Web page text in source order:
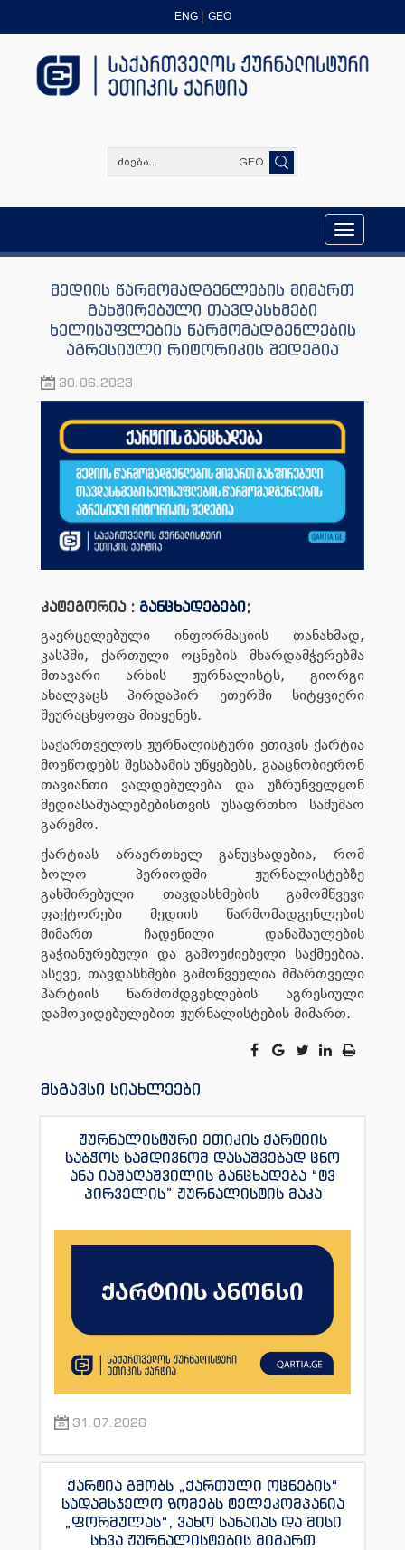
ENG GEO
GEO
Toggle
navigation
მედიის წარმომადგენლების მიმართ
გახშირებული თავდასხმები
ხელისუფლების წარმომადგენლების
აგრესიული რიტორიკის შედეგია
30.06.2023
კატეგორია : განცხადებები;
გავრცელებული ინფორმაციის თანახმად,
კასპში, ქართული ოცნების მხარდამჭერებმა
მთავარი არხის ჟურნალისტს, გიორგი
ახალკაცს პირდაპირ ეთერში სიტყვიერი
შეურაცხყოფა მიაყენეს.
საქართველოს ჟურნალისტური ეთიკის ქარტია
მოუწოდებს შესაბამის უწყებებს, გააცნობიერონ
თავიანთი ვალდებულება და უზრუნველყონ
მედიასაშუალებებისთვის უსაფრთხო სამუშაო
გარემო.
ქარტიას არაერთხელ განუცხადებია, რომ
ბოლო პერიოდში ჟურნალისტებზე
გახშირებული თავდასხმების გამომწვევი
ფაქტორები მედიის წარმომადგენლების
მიმართ ჩადენილი დანაშაულების
გაჭიანურებული და გამოუძიებელი საქმეებია.
ასევე, თავდასხმები გამოწვეულია მმართველი
პარტიის წარმომდგენლების აგრესიული
დამოკიდებულებით ჟურნალისტების მიმართ.
მსგავსი სიახლეები
ჟურნალისტური ეთიკის ქარტიის
საბჭოს სამდივნომ დასაშვებად ცნო
ანა იაშაღაშვილის განცხადება “ტვ
პირველის” ჟურნალისტის მაკა
31.07.2026
ქარტია გმობს „ქართული ოცნების“
სადამსჯელო ზომებს ტელეკომპანია
„ფორმულას“, ვახო სანაიას და მისი
სხვა ჟურნალისტების მიმართ